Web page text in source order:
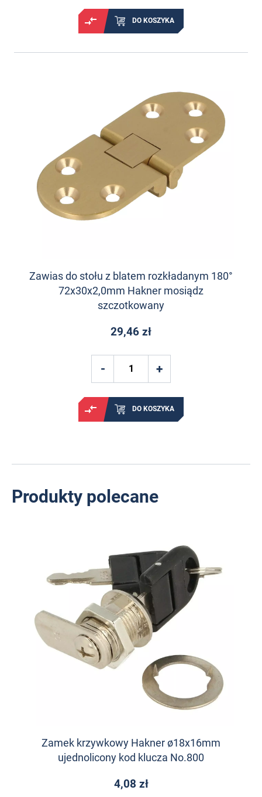
DO KOSZYKA
Zawias do stołu z blatem rozkładanym 180°
72x30x2,0mm Hakner mosiądz
szczotkowany
29,46 zł
DO KOSZYKA
Produkty polecane
Zamek krzywkowy Hakner ø18x16mm
ujednolicony kod klucza No.800
4,08 zł